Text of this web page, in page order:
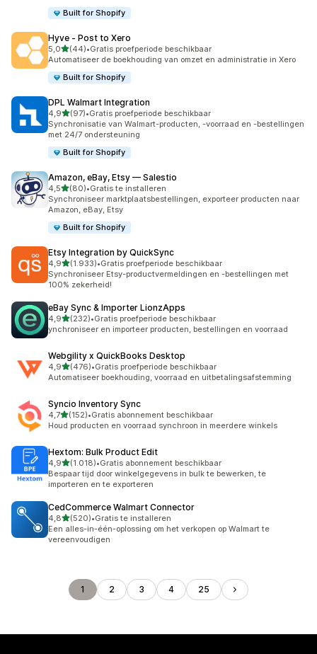
Built for Shopify
Hyve ‑ Post to Xero
5,0van 5 sterren
(44)
44 recensies in totaal
•Gratis proefperiode beschikbaar
Automatiseer de boekhouding van omzet en administratie in Xero
Built for Shopify
DPL Walmart Integration
4,9van 5 sterren
(97)
97 recensies in totaal
•Gratis proefperiode beschikbaar
Synchronisatie van Walmart-producten, -voorraad en -bestellingen
met 24/7 ondersteuning
Built for Shopify
Amazon, eBay, Etsy — Salestio
4,5van 5 sterren
(80)
80 recensies in totaal
•Gratis te installeren
Synchroniseer marktplaatsbestellingen, exporteer producten naar
Amazon, eBay, Etsy
Built for Shopify
Etsy Integration by QuickSync
4,9van 5 sterren
(1.933)
1933 recensies in totaal
•Gratis proefperiode beschikbaar
Synchroniseer Etsy-productvermeldingen en -bestellingen met
100% zekerheid!
eBay Sync & Importer LionzApps
4,9van 5 sterren
(232)
232 recensies in totaal
•Gratis proefperiode beschikbaar
ynchroniseer en importeer producten, bestellingen en voorraad
Webgility x QuickBooks Desktop
4,9van 5 sterren
(476)
476 recensies in totaal
•Gratis proefperiode beschikbaar
Automatiseer boekhouding, voorraad en uitbetalingsafstemming
Syncio Inventory Sync
4,7van 5 sterren
(152)
152 recensies in totaal
•Gratis abonnement beschikbaar
Houd producten en voorraad synchroon in meerdere winkels
Hextom: Bulk Product Edit
4,9van 5 sterren
(1.018)
1018 recensies in totaal
•Gratis abonnement beschikbaar
Bespaar tijd door winkelgegevens in bulk te bewerken, te
importeren en te exporteren
CedCommerce Walmart Connector
4,8van 5 sterren
(520)
520 recensies in totaal
•Gratis te installeren
Een alles-in-één-oplossing om het verkopen op Walmart te
vereenvoudigen
1 2 3 4 25